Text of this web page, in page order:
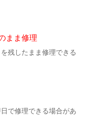
まま修理
残したまま修理できる
で修理できる場合があ